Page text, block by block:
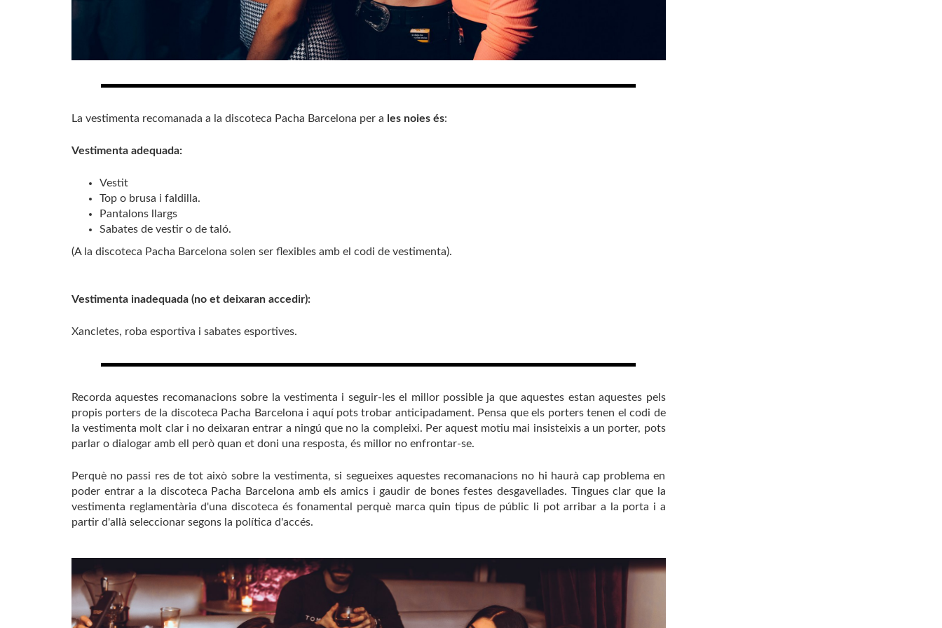
La vestimenta recomanada a la discoteca Pacha Barcelona per a les noies és:
Vestimenta adequada:
Vestit
Top o brusa i faldilla.
Pantalons llargs
Sabates de vestir o de taló.
(A la discoteca Pacha Barcelona solen ser flexibles amb el codi de vestimenta).
Vestimenta inadequada (no et deixaran accedir):
Xancletes, roba esportiva i sabates esportives.
Recorda aquestes recomanacions sobre la vestimenta i seguir-les el millor possible ja que aquestes estan aquestes pels
propis porters de la discoteca Pacha Barcelona i aquí pots trobar anticipadament. Pensa que els porters tenen el codi de
la vestimenta molt clar i no deixaran entrar a ningú que no la compleixi. Per aquest motiu mai insisteixis a un porter, pots
parlar o dialogar amb ell però quan et doni una resposta, és millor no enfrontar-se.
Perquè no passi res de tot això sobre la vestimenta, si segueixes aquestes recomanacions no hi haurà cap problema en
poder entrar a la discoteca Pacha Barcelona amb els amics i gaudir de bones festes desgavellades. Tingues clar que la
vestimenta reglamentària d'una discoteca és fonamental perquè marca quin tipus de públic li pot arribar a la porta i a
partir d'allà seleccionar segons la política d'accés.